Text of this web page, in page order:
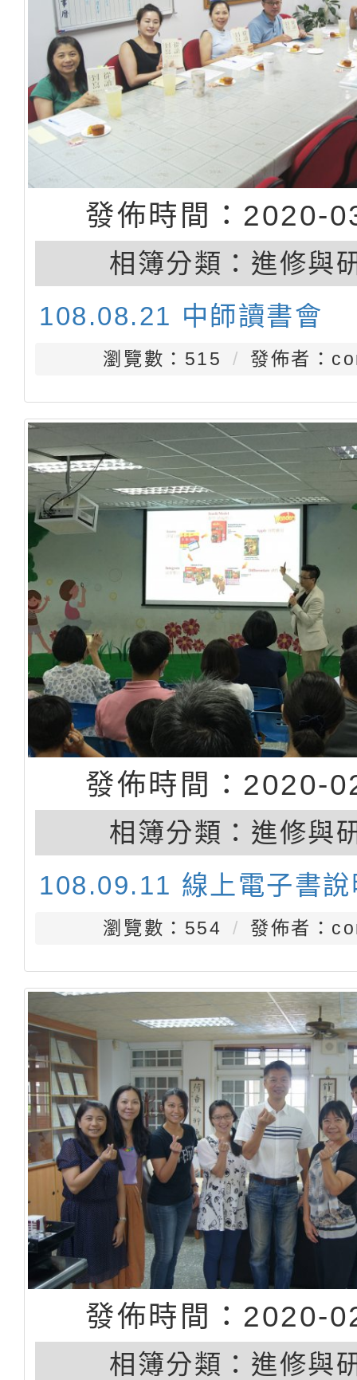
發佈時間：2020-
相簿分類： 進修與
108.08.21 中師讀書會
瀏覽數：515 發佈者：
發佈時間：2020-
相簿分類： 進修與
108.09.11 線上電子書說
瀏覽數：554 發佈者：
發佈時間：2020-
相簿分類： 進修與